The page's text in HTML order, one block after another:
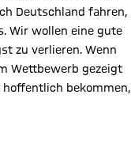
Deutschland fahren,
Wir wollen eine gute
zu verlieren. Wenn
Wettbewerb gezeigt
hoffentlich bekommen,